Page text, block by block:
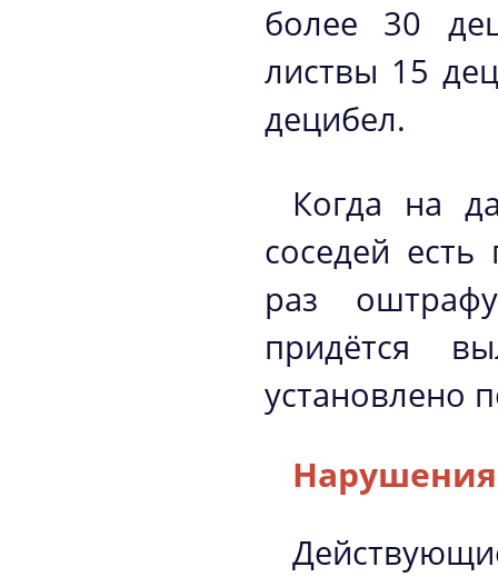
более 30
листвы 15
децибел.
Когда на
соседей
раз
придётся
установлено